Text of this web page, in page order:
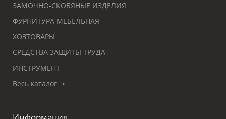
ЗАМОЧНО-СКОБЯНЫЕ ИЗДЕЛИЯ
ФУРНИТУРА МЕБЕЛЬНАЯ
ХОЗТОВАРЫ
СРЕДСТВА ЗАЩИТЫ ТРУДА
ИНСТРУМЕНТ
Весь каталог ➝